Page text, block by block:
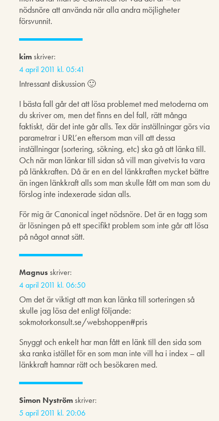
nödsnöre att använda när alla andra möjligheter
försvunnit.
kimskriver:
4 april 2011 kl. 05:41
Intressant diskussion 🙂
I bästa fall går det att lösa problemet med metoderna om
du skriver om, men det finns en del fall, rätt många
faktiskt, där det inte går alls. Tex där inställningar görs via
parametrar i URL’en eftersom man vill att dessa
inställningar (sortering, sökning, etc) ska gå att länka till.
Och när man länkar till sidan så vill man givetvis ta vara
på länkkraften. Då är en en del länkkraften mycket bättre
än ingen länkkraft alls som man skulle fått om man som du
förslog inte indexerade sidan alls.
För mig är Canonical inget nödsnöre. Det är en tagg som
är lösningen på ett specifikt problem som inte går att lösa
på något annat sätt.
Magnusskriver:
4 april 2011 kl. 06:50
Om det är viktigt att man kan länka till sorteringen så
skulle jag lösa det enligt följande:
sokmotorkonsult.se/webshoppen#pris
Snyggt och enkelt har man fått en länk till den sida som
ska ranka istället för en som man inte vill ha i index – all
länkkraft hamnar rätt och besökaren med.
Simon Nyströmskriver:
5 april 2011 kl. 20:06